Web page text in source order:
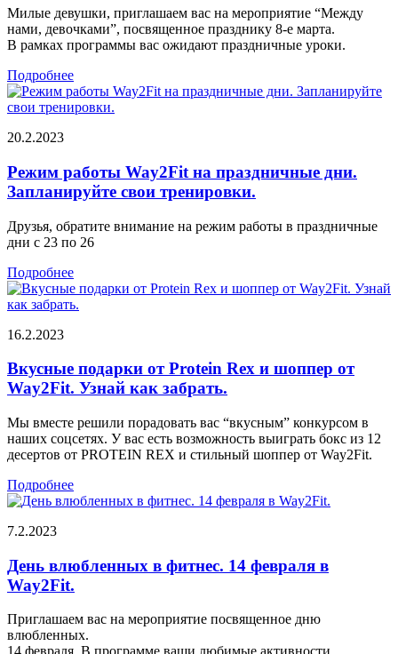
Милые девушки, приглашаем вас на мероприятие “Между
нами, девочками”, посвященное празднику 8-е марта.
В рамках программы вас ожидают праздничные уроки.
Подробнее
20.2.2023
Режим работы Way2Fit на праздничные дни.
Запланируйте свои тренировки.
Друзья, обратите внимание на режим работы в праздничные
дни c 23 по 26
Подробнее
16.2.2023
Вкусные подарки от Protein Rex и шоппер от
Way2Fit. Узнай как забрать.
Мы вместе решили порадовать вас “вкусным” конкурсом в
наших соцсетях. У вас есть возможность выиграть бокс из 12
десертов от PROTEIN REX и стильный шоппер от Way2Fit.
Подробнее
7.2.2023
День влюбленных в фитнес. 14 февраля в
Way2Fit.
Приглашаем вас на мероприятие посвященное дню
влюбленных.